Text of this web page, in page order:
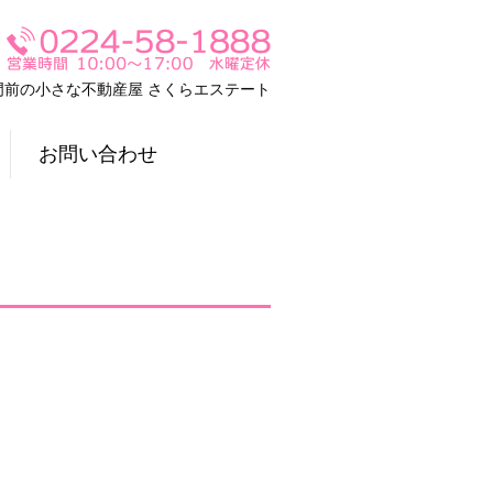
の小さな不動産屋 さくらエステート
お問い合わせ